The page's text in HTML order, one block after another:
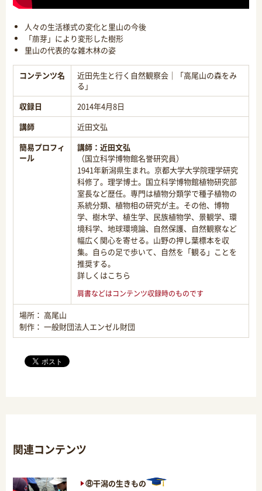
人々の生活様式の変化と里山の今後
「萠芽」により変形した樹形
里山の代表的な雑木林の姿
コンテンツ名
近田先生と行く自然観察会｜「高尾山の森をみ
る」
収録日
2014年4月8日
講師
近田文弘
簡易プロフィ
ール
講師： 近田文弘
（国立科学博物館名誉研究員）
1941年新潟県生まれ。京都大学大学院理学研究
科修了。理学博士。国立科学博物館植物研究部
室長など歴任。専門は植物分類学で種子植物の
系統分類、植物相の研究が主。その他、博物
学、樹木学、植生学、民族植物学、景観学、環
境科学、地球環境論、自然保護、自然観察など
幅広く関心を寄せる。山野の押し葉標本を収
集。自らの足で歩いて、自然を「観る」ことを
推奨する。
詳しくはこちら
肩書などはコンテンツ収録時のものです
場所： 高尾山
制作： 一般財団法人エンゼル財団
関連コンテンツ
⑧干潟の生きもの